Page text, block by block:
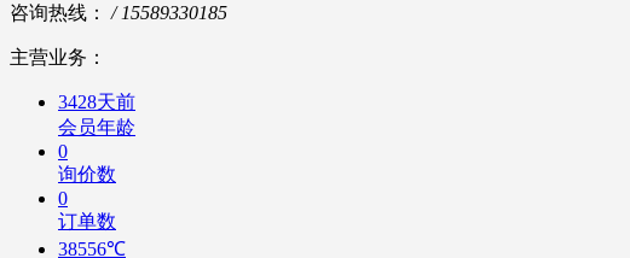
咨询热线： / 15589330185
主营业务：
3428天前
会员年龄
0
询价数
0
订单数
38556℃